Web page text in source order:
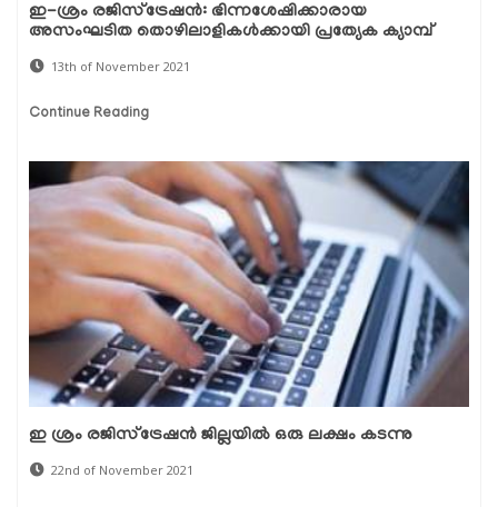
ഇ-ശ്രം രജിസ്‌ട്രേഷൻ: ഭിന്നശേഷിക്കാരായ
അസംഘടിത തൊഴിലാളികൾക്കായി പ്രത്യേക ക്യാമ്പ്
13th of November 2021
Continue Reading
ഇ ശ്രം രജിസ്‌ട്രേഷന്‍ ജില്ലയില്‍ ഒരു ലക്ഷം കടന്നു
22nd of November 2021